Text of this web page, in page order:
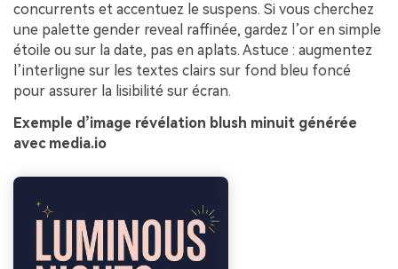
concurrents et accentuez le suspens. Si vous cherchez
une palette gender reveal raffinée, gardez l’or en simple
étoile ou sur la date, pas en aplats. Astuce : augmentez
l’interligne sur les textes clairs sur fond bleu foncé
pour assurer la lisibilité sur écran.
Exemple d’image révélation blush minuit générée
avec media.io